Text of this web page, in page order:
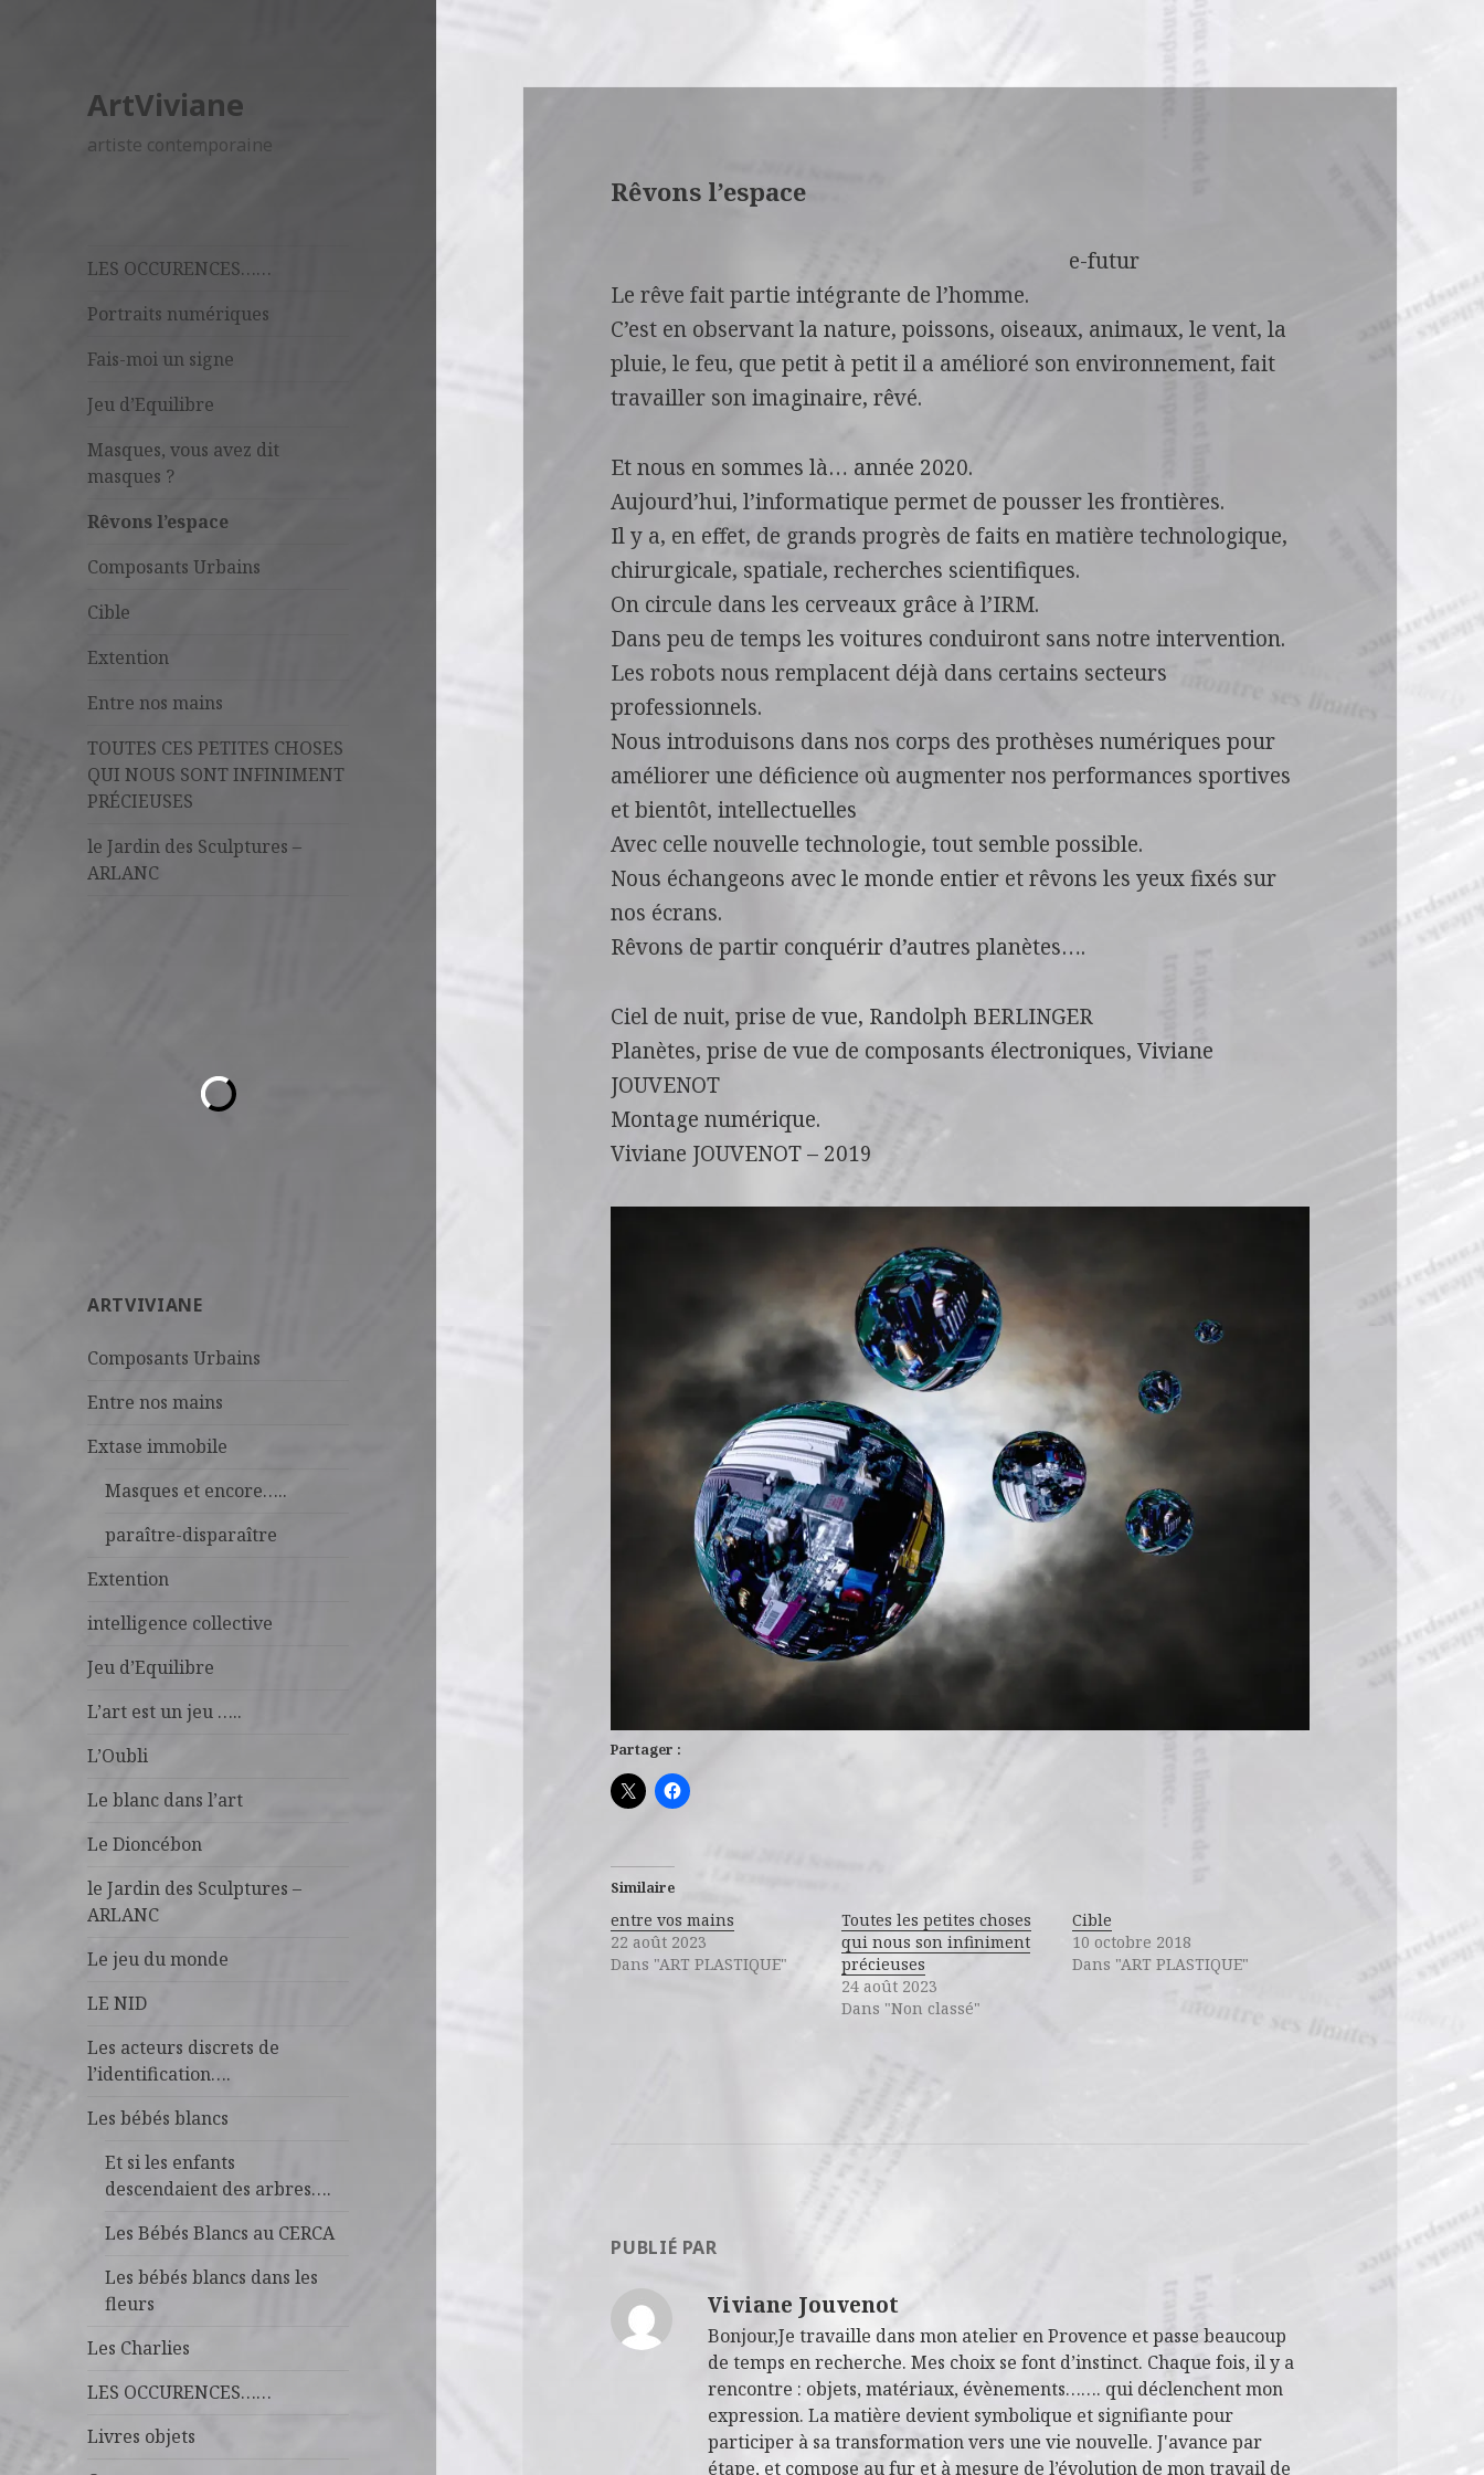
ArtViviane
artiste contemporaine
LES OCCURENCES……
Portraits numériques
Fais-moi un signe
Jeu d’Equilibre
Masques, vous avez dit
masques ?
Rêvons l’espace
Composants Urbains
Cible
Extention
Entre nos mains
TOUTES CES PETITES CHOSES
QUI NOUS SONT INFINIMENT
PRÉCIEUSES
le Jardin des Sculptures –
ARLANC
ARTVIVIANE
Composants Urbains
Entre nos mains
Extase immobile
Masques et encore…..
paraître-disparaître
Extention
intelligence collective
Jeu d’Equilibre
L’art est un jeu …..
L’Oubli
Le blanc dans l’art
Le Dioncébon
le Jardin des Sculptures –
ARLANC
Le jeu du monde
LE NID
Les acteurs discrets de
l’identification….
Les bébés blancs
Et si les enfants
descendaient des arbres….
Les Bébés Blancs au CERCA
Les bébés blancs dans les
fleurs
Les Charlies
LES OCCURENCES……
Livres objets
Rêvons l’espace
e-futur
Le rêve fait partie intégrante de l’homme.
C’est en observant la nature, poissons, oiseaux, animaux, le vent, la
pluie, le feu, que petit à petit il a amélioré son environnement, fait
travailler son imaginaire, rêvé.
Et nous en sommes là… année 2020.
Aujourd’hui, l’informatique permet de pousser les frontières.
Il y a, en effet, de grands progrès de faits en matière technologique,
chirurgicale, spatiale, recherches scientifiques.
On circule dans les cerveaux grâce à l’IRM.
Dans peu de temps les voitures conduiront sans notre intervention.
Les robots nous remplacent déjà dans certains secteurs
professionnels.
Nous introduisons dans nos corps des prothèses numériques pour
améliorer une déficience où augmenter nos performances sportives
et bientôt, intellectuelles
Avec celle nouvelle technologie, tout semble possible.
Nous échangeons avec le monde entier et rêvons les yeux fixés sur
nos écrans.
Rêvons de partir conquérir d’autres planètes….
Ciel de nuit, prise de vue, Randolph BERLINGER
Planètes, prise de vue de composants électroniques, Viviane
JOUVENOT
Montage numérique.
Viviane JOUVENOT – 2019
Partager :
Similaire
entre vos mains
22 août 2023
Dans "ART PLASTIQUE"
Toutes les petites choses
qui nous son infiniment
précieuses
24 août 2023
Dans "Non classé"
Cible
10 octobre 2018
Dans "ART PLASTIQUE"
PUBLIÉ PAR
Viviane Jouvenot
Bonjour,Je travaille dans mon atelier en Provence et passe beaucoup
de temps en recherche. Mes choix se font d’instinct. Chaque fois, il y a
rencontre : objets, matériaux, évènements……. qui déclenchent mon
expression. La matière devient symbolique et signifiante pour
participer à sa transformation vers une vie nouvelle. J'avance par
étape, et compose au fur et à mesure de l’évolution de mon travail de